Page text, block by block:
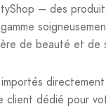
– des
de beauté et de
client dédié pour